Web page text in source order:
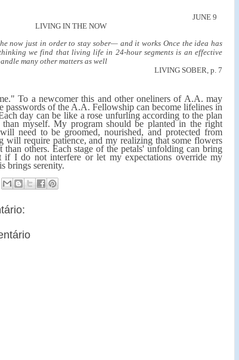
JUNE 9
LIVING IN THE NOW
now just in order to stay sober— and it works Once the idea has
we find that living life in 24-hour segments is an effective
many other matters as well
LIVING SOBER, p. 7
To a newcomer this and other oneliners of A.A. may
passwords of the A.A. Fellowship can become lifelines in
day can be like a rose unfurling according to the plan
myself. My program should be planted in the right
need to be groomed, nourished, and protected from
will require patience, and my realizing that some flowers
others. Each stage of the petals' unfolding can bring
if I do not interfere or let my expectations override my
brings serenity.